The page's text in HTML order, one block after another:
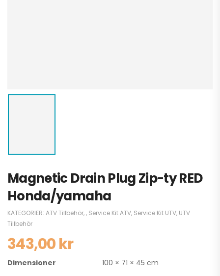
Magnetic Drain Plug Zip-ty RED
Honda/yamaha
KATEGORIER: ATV Tillbehör,, Service Kit ATV, Service Kit UTV, UTV
Tillbehör
343,00kr
Dimensioner 100 × 71 × 45 cm